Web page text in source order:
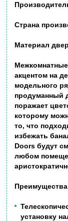
Страна
Материал
акцентом на
модельного
продуманный
поражает
которому
то, что
избежать
Doors будут
любом
установку